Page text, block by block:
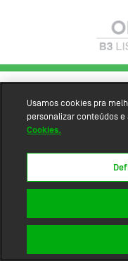
Usamos cookies pra
personalizar conteúdos
Cookies.